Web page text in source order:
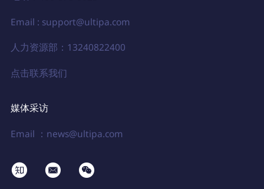
Email : support@ultipa.com
人力资源部：13240822400
点击联系我们
媒体采访
Email ：news@ultipa.com